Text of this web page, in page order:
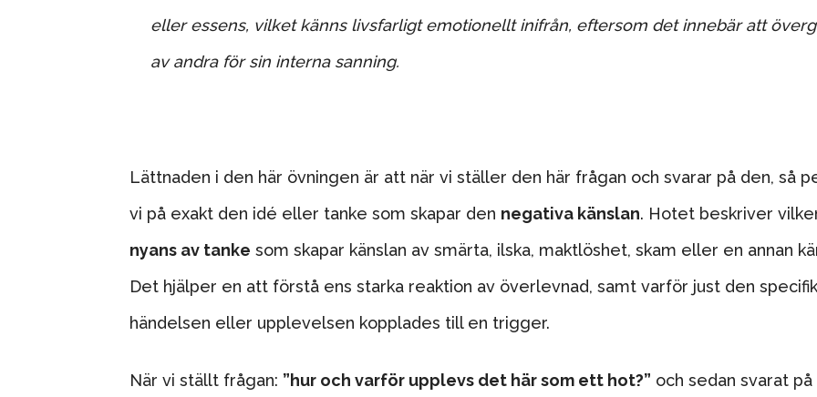
eller essens, vilket känns livsfarligt emotionellt inifrån, eftersom det innebär att
av andra för sin interna sanning.
Lättnaden i den här övningen är att när vi ställer den här frågan och svarar på den, så
vi på exakt den idé eller tanke som skapar den negativa känslan. Hotet beskriver
nyans av tanke som skapar känslan av smärta, ilska, maktlöshet, skam eller en annan
Det hjälper en att förstå ens starka reaktion av överlevnad, samt varför just den
händelsen eller upplevelsen kopplades till en trigger.
När vi ställt frågan: ”hur och varför upplevs det här som ett hot?” och sedan svarat på